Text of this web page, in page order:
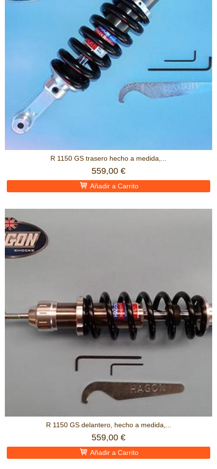
R 1150 GS trasero hecho a medida,...
559,00 €
Añadir a Carrito
R 1150 GS delantero, hecho a medida,...
559,00 €
Añadir a Carrito